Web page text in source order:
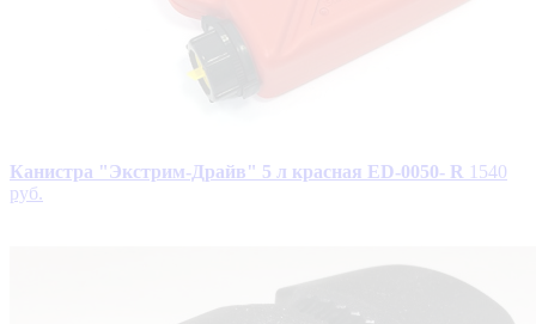
Канистра "Экстрим-Драйв" 5 л красная ЕD-0050- R 1540
руб.